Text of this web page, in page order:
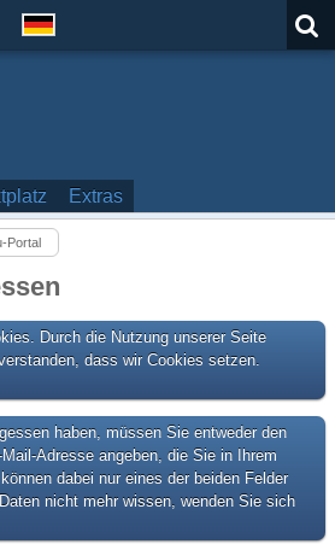
Extras
Portal
Durch die Nutzung unserer Seite
dass wir Cookies setzen.
haben, müssen Sie entweder den
Adresse angeben, die Sie in Ihrem
dabei nur eines der beiden Felder
nicht mehr wissen, wenden Sie sich